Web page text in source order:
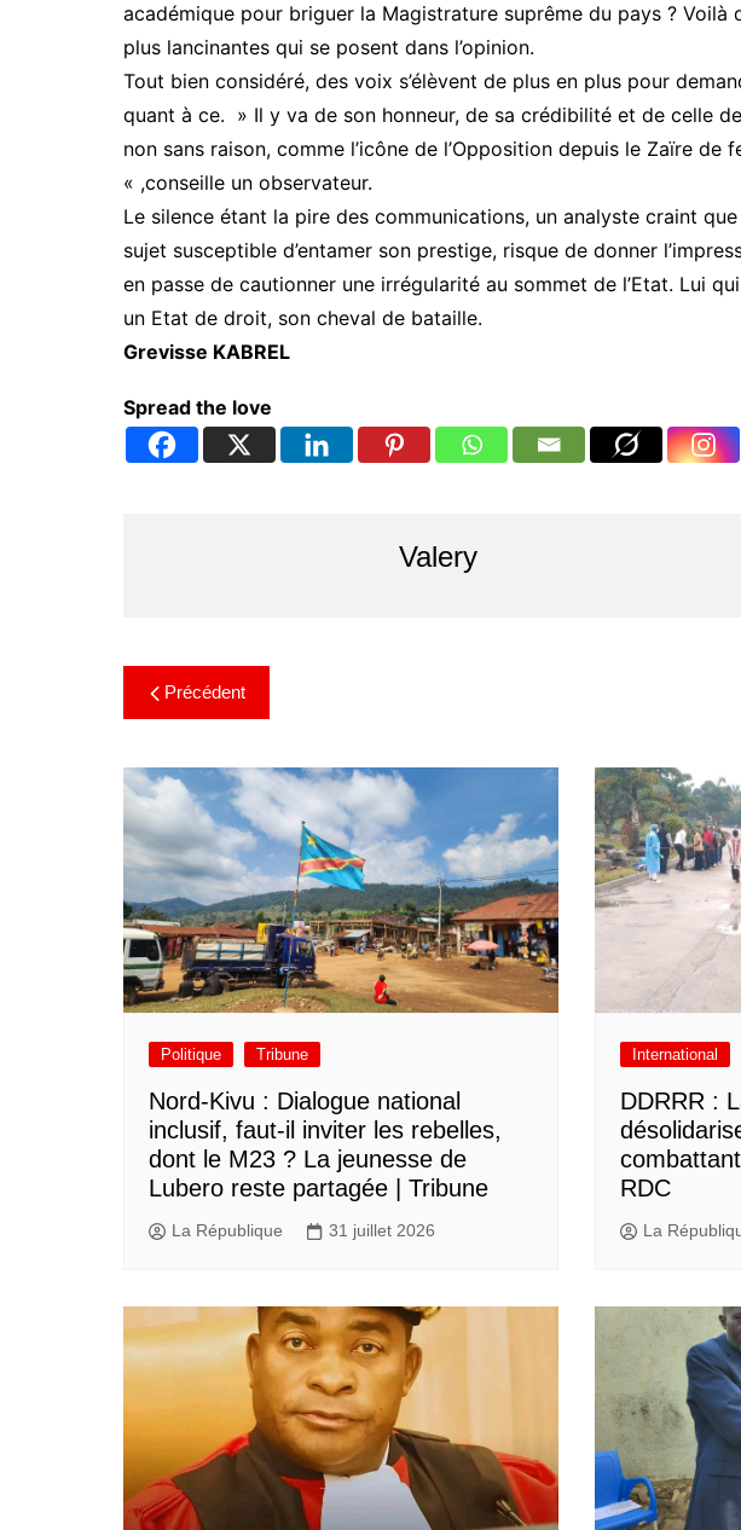
académique pour briguer la Magistrature suprême du pays ? Voilà
plus lancinantes qui se posent dans l’opinion.
Tout bien considéré, des voix s’élèvent de plus en plus pour
quant à ce. » Il y va de son honneur, de sa crédibilité et de celle
non sans raison, comme l’icône de l’Opposition depuis le Zaïre de
« ,conseille un observateur.
Le silence étant la pire des communications, un analyste craint
sujet susceptible d’entamer son prestige, risque de donner
en passe de cautionner une irrégularité au sommet de l’Etat. Lui
un Etat de droit, son cheval de bataille.
Grevisse KABREL
Spread the love
Valery
Précédent
Politique Tribune
Nord-Kivu : Dialogue national
inclusif, faut-il inviter les rebelles,
dont le M23 ? La jeunesse de
Lubero reste partagée | Tribune
La République 31 juillet 2026
International
DDRRR :
RDC
La